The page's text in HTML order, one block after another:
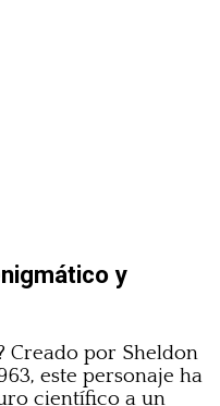
y
Creado por Sheldon
este personaje ha
científico a un